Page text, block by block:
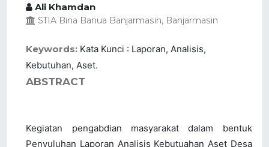
Ali Khamdan
STIA Bina Banua Banjarmasin, Banjarmasin
Keywords: Kata Kunci : Laporan, Analisis,
Kebutuhan, Aset.
ABSTRACT
Kegiatan pengabdian masyarakat dalam bentuk
Penyuluhan Laporan Analisis Kebutuahan Aset Desa